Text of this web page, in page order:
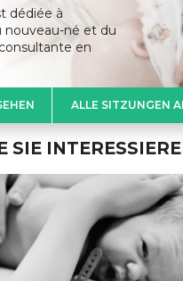
dédiée à
nouveau-né et du
en
ALLE SITZUNGEN
SIE